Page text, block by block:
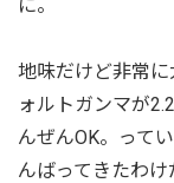
に。
地味だけど非常
ォルトガンマが
んぜんOK。って
んばってきたわ